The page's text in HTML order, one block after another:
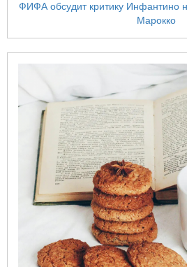
ФИФА обсудит критику Инфантино
Марокко